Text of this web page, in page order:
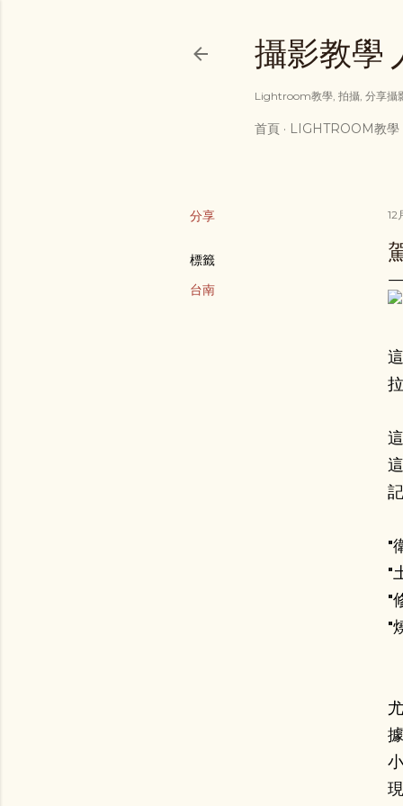
攝影教學
Lightroom教學, 拍攝, 分享攝
首頁 LIGHTROOM教學
分享
標籤
台南
12
"
"
"
"